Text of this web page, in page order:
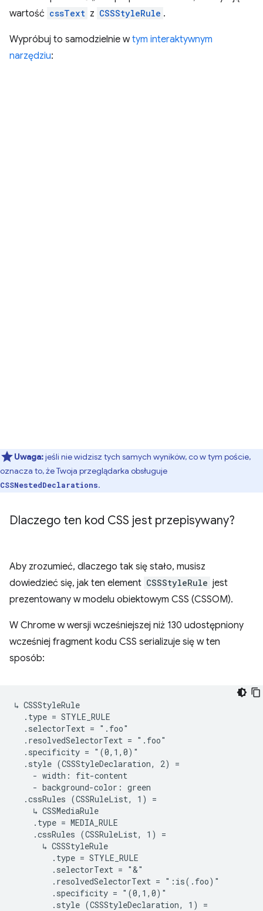
wartość cssText z CSSStyleRule .
Wypróbuj to samodzielnie wtym interaktywnym
narzędziu:
Uwaga:jeśli nie widzisz tych samych wyników, co w tym poście,
oznacza to, że Twoja przeglądarka obsługuje
CSSNestedDeclarations.
Dlaczego ten kod CSS jest przepisywany?
Aby zrozumieć, dlaczego tak się stało, musisz
dowiedzieć się, jak ten element CSSStyleRule jest
prezentowany w modelu obiektowym CSS (CSSOM).
W Chrome w wersji wcześniejszej niż 130 udostępniony
wcześniej fragment kodu CSS serializuje się w ten
sposób:
↳ CSSStyleRule
  .type = STYLE_RULE
  .selectorText = ".foo"
  .resolvedSelectorText = ".foo"
  .specificity = "(0,1,0)"
  .style (CSSStyleDeclaration, 2) =
    - width: fit-content
    - background-color: green
  .cssRules (CSSRuleList, 1) =
    ↳ CSSMediaRule
    .type = MEDIA_RULE
    .cssRules (CSSRuleList, 1) =
      ↳ CSSStyleRule
        .type = STYLE_RULE
        .selectorText = "&"
        .resolvedSelectorText = ":is(.foo)"
        .specificity = "(0,1,0)"
        .style (CSSStyleDeclaration, 1) =